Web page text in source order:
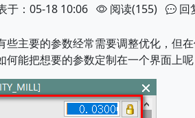
于：05-18 10:06 阅读(155) 回
些主要的参数经常需要调整优化，但
何能把想要的参数定制在一个界面上呢